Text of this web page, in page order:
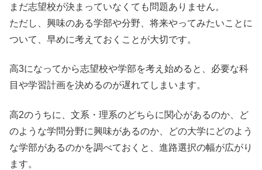
まだ志望校が決まっていなくても問題ありません。
ただし、興味のある学部や分野、将来やってみたいことに
ついて、早めに考えておくことが大切です。
高3になってから志望校や学部を考え始めると、必要な科
目や学習計画を決めるのが遅れてしまいます。
高2のうちに、文系・理系のどちらに関心があるのか、ど
のような学問分野に興味があるのか、どの大学にどのよう
な学部があるのかを調べておくと、進路選択の幅が広がり
ます。